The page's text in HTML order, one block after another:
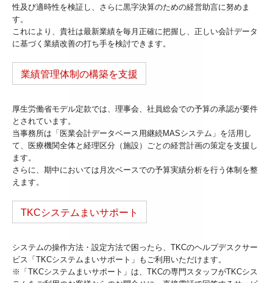
性及び適時性を検証し、さらに黒字決算のための経営助言に努めま
す。
これにより、貴社は最新業績を毎月正確に把握し、正しい会計データ
に基づく業績改善の打ち手を検討できます。
業績管理体制の構築を支援
厚生労働省モデル定款では、理事会、社員総会での予算の承認が要件
とされています。
当事務所は「医業会計データベース用継続MASシステム」を活用し
て、医療機関全体と経理区分（施設）ごとの経営計画の策定を支援し
ます。
さらに、期中においては月次ベースでの予算実績分析を行う体制を整
えます。
TKCシステムまいサポート
システムの操作方法・設定方法で困ったら、TKCのヘルプデスクサー
ビス「TKCシステムまいサポート」もご利用いただけます。
※「TKCシステムまいサポート」は、TKCの専門スタッフがTKCシス